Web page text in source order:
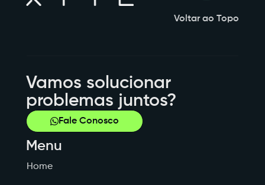
Voltar ao Topo
Vamos solucionar
problemas juntos?
Fale Conosco
Menu
Home